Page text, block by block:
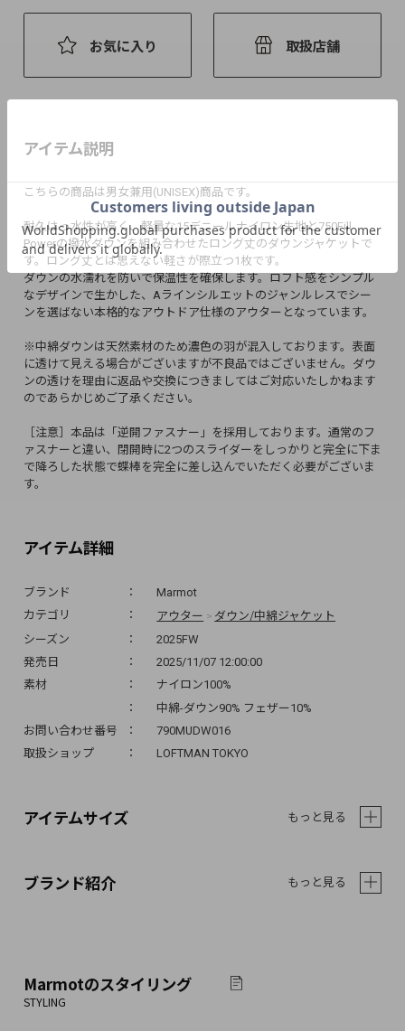
お気に入り 取扱店舗
アイテム詳細
ブランド
Marmot
カテゴリ
アウター > ダウン/中綿ジャケット
シーズン
2025FW
発売日
2025/11/07 12:00:00
素材
ナイロン100%
中綿-ダウン90% フェザー10%
お問い合わせ番号
790MUDW016
取扱ショップ
LOFTMAN TOKYO
アイテム説明
こちらの商品は男女兼用(UNISEX)商品です。
耐久はっ水性が高く、軽量な15デニールナイロン生地と750Fill
Powerの撥水ダウンを組み合わせたロング丈のダウンジャケットで
す。ロング丈とは思えない軽さが際立つ1枚です。
ダウンの水濡れを防いで保温性を確保します。ロフト感をシンプル
なデザインで生かした、Aラインシルエットのジャンルレスでシー
ンを選ばない本格的なアウトドア仕様のアウターとなっています。
※中綿ダウンは天然素材のため濃色の羽が混入しております。表面
に透けて見える場合がございますが不良品ではございません。ダウ
ンの透けを理由に返品や交換につきましてはご対応いたしかねます
のであらかじめご了承ください。
［注意］本品は「逆開ファスナー」を採用しております。通常のフ
ァスナーと違い、閉開時に2つのスライダーをしっかりと完全に下ま
で降ろした状態で蝶棒を完全に差し込んでいただく必要がございま
す。
アイテムサイズ もっと見る
ブランド紹介 もっと見る
Marmotのスタイリング